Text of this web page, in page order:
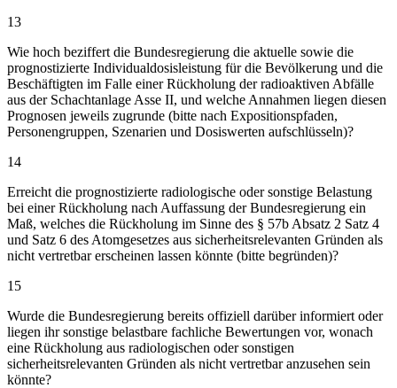
13
Wie hoch beziffert die Bundesregierung die aktuelle sowie die
prognostizierte Individualdosisleistung für die Bevölkerung und die
Beschäftigten im Falle einer Rückholung der radioaktiven Abfälle
aus der Schachtanlage Asse II, und welche Annahmen liegen diesen
Prognosen jeweils zugrunde (bitte nach Expositionspfaden,
Personengruppen, Szenarien und Dosiswerten aufschlüsseln)?
14
Erreicht die prognostizierte radiologische oder sonstige Belastung
bei einer Rückholung nach Auffassung der Bundesregierung ein
Maß, welches die Rückholung im Sinne des § 57b Absatz 2 Satz 4
und Satz 6 des Atomgesetzes aus sicherheitsrelevanten Gründen als
nicht vertretbar erscheinen lassen könnte (bitte begründen)?
15
Wurde die Bundesregierung bereits offiziell darüber informiert oder
liegen ihr sonstige belastbare fachliche Bewertungen vor, wonach
eine Rückholung aus radiologischen oder sonstigen
sicherheitsrelevanten Gründen als nicht vertretbar anzusehen sein
könnte?